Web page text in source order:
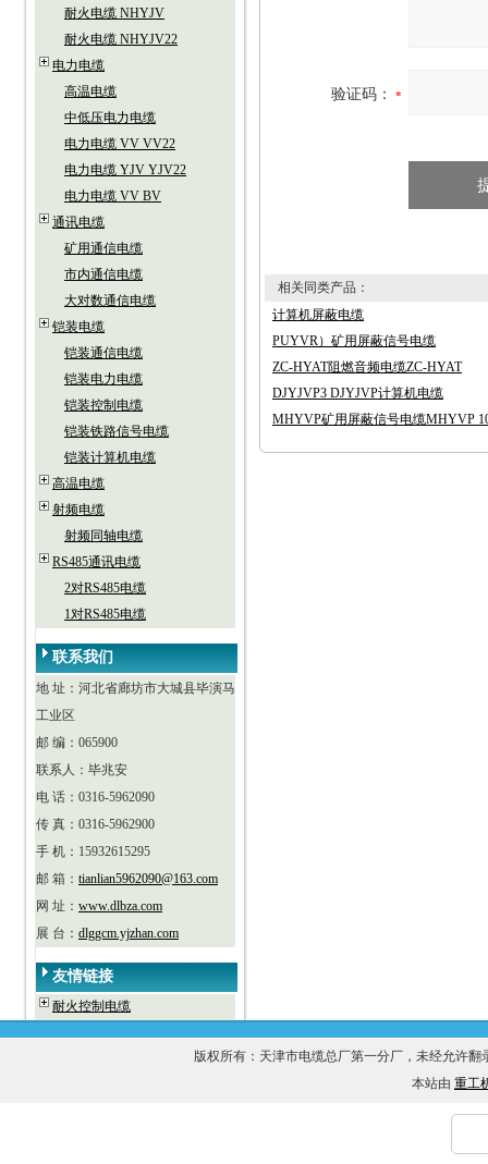
耐火电缆 NHYJV
耐火电缆 NHYJV22
电力电缆
高温电缆
中低压电力电缆
电力电缆 VV VV22
电力电缆 YJV YJV22
电力电缆 VV BV
通讯电缆
矿用通信电缆
市内通信电缆
大对数通信电缆
铠装电缆
铠装通信电缆
铠装电力电缆
铠装控制电缆
铠装铁路信号电缆
铠装计算机电缆
高温电缆
射频电缆
射频同轴电缆
RS485通讯电缆
2对RS485电缆
1对RS485电缆
联系我们
地 址：河北省廊坊市大城县毕演马
工业区
邮 编：065900
联系人：毕兆安
电 话：0316-5962090
传 真：0316-5962900
手 机：15932615295
邮 箱： tianlian5962090@163.com
网 址： www.dlbza.com
展 台： dlggcm.yjzhan.com
友情链接
耐火控制电缆
验证码：
相关同类产品：
计算机屏蔽电缆
PUYVR）矿用屏蔽信号电缆
ZC-HYAT阻燃音频电缆ZC-HYAT
DJYJVP3 DJYJVP计算机电缆
MHYVP矿用屏蔽信号电缆MHYVP
版权所有：天津市电缆总厂第一分厂，未经允许
本站由 重工